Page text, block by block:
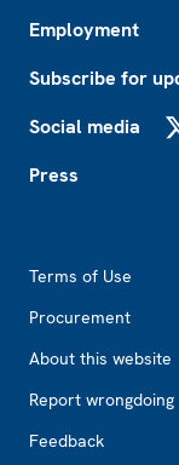
Employment
Subscribe for
Social media
Press
Terms of Use
Procurement
About this website
Report wrongdoing
Feedback